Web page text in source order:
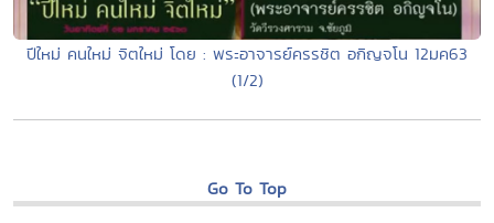
ปีใหม่ คนใหม่ จิตใหม่ โดย : พระอาจารย์ครรชิต อกิญจโน 12มค63
(1/2)
Go To Top